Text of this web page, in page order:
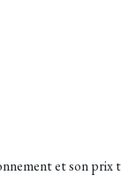
et son